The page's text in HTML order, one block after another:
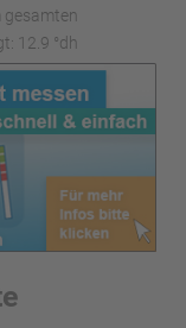
gesamten
12.9 °dh